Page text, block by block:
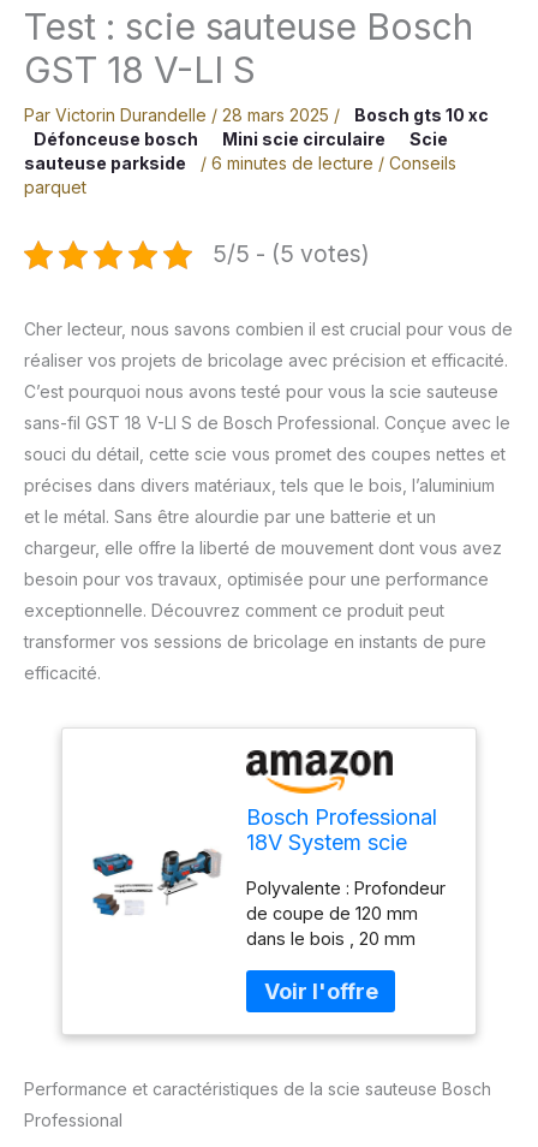
Test : scie sauteuse Bosch
GST 18 V-LI S
Par Victorin Durandelle / 28 mars 2025 /
Bosch gts 10 xc
Défonceuse bosch
Mini scie circulaire
Scie
sauteuse parkside
/ 6 minutes de lecture / Conseils
parquet
5/5 - (5 votes)
Cher lecteur, nous savons combien il est crucial pour vous de
réaliser vos projets de bricolage avec précision et efficacité.
C’est pourquoi nous avons testé pour vous la scie sauteuse
sans-fil GST 18 V-LI S de Bosch Professional. Conçue avec le
souci du détail, cette scie vous promet des coupes nettes et
précises dans divers matériaux, tels que le bois, l’aluminium
et le métal. Sans être alourdie par une batterie et un
chargeur, elle offre la liberté de mouvement dont vous avez
besoin pour vos travaux, optimisée pour une performance
exceptionnelle. Découvrez comment ce produit peut
transformer vos sessions de bricolage en instants de pure
efficacité.
Bosch Professional
18V System scie
GST 18 V-LI S
(poignée
champignon,
profondeur de
coupe bois/alu/métal
: 120/20/8 mm, 3
lames, pare-éclats,
chargeur, dans L-
Polyvalente : Profondeur
de coupe de 120 mm
dans le bois , 20 mm
le métal Pratique :
Réalisation possible de
coupes biaises de 0 à
Changement de lame
Performance et caractéristiques de la scie sauteuse Bosch
Professional